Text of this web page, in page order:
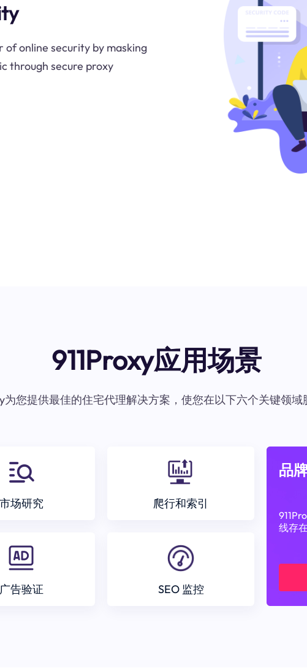
of online security by masking
through secure proxy
911Proxy应用场景
为您提供最佳的住宅代理解决方案，使您在以下六个关键领域
市场研究 爬行和索引
广告验证 SEO 监控
品
线存